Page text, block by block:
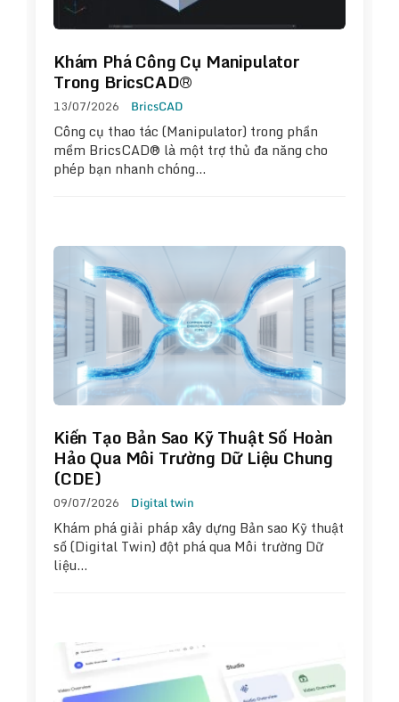
Khám Phá Công Cụ Manipulator
Trong BricsCAD®
13/07/2026 BricsCAD
Công cụ thao tác (Manipulator) trong phần
mềm BricsCAD® là một trợ thủ đa năng cho
phép bạn nhanh chóng…
Kiến Tạo Bản Sao Kỹ Thuật Số Hoàn
Hảo Qua Môi Trường Dữ Liệu Chung
(CDE)
09/07/2026 Digital twin
Khám phá giải pháp xây dựng Bản sao Kỹ thuật
số (Digital Twin) đột phá qua Môi trường Dữ
liệu…